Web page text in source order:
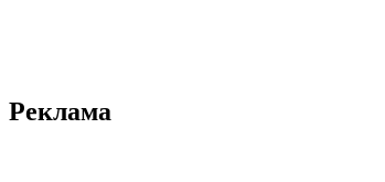
Реклама